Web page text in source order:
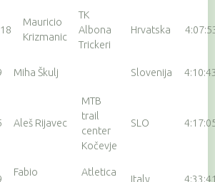
18
Mauricio
Krizmanic
TK
Albona
Trickeri
Hrvatska
Miha Škulj Slovenija
Aleš Rijavec
MTB
trail
center
Kočevje
SLO
Fabio
Atletica
Italy